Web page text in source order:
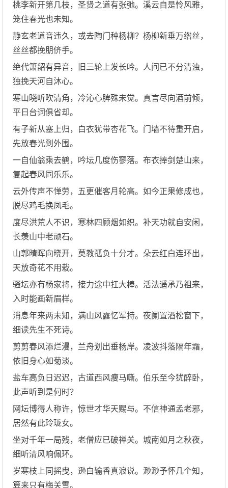
桃李新开第几枝，圣贤之道有张弛。溪云自是怜风雅，
笼住春光也未知。
静玄老道音违久，或去陶门种杨柳？杨柳新垂万绺丝，
丝丝都挽朋侪手。
绝代箫韶有异音，旧三轮上发长吟。人间已不分清浊，
独挽天河自沐心。
寒山晓听吹清角，冷沁心脾殊未觉。真言尽向酒前倾，
平日台词俱省却。
有子新从塞上归，白衣犹带杏花飞。门墙不待重开启，
先放春光到外围。
一自仙翁乘去鹤，吟坛几度伤寥落。布衣捧剑楚山来，
复起春风同乐乐。
云外传声不惮劳，五更催客月轮高。如今正果修成也，
脱尽鸡毛换凤毛。
度尽洪荒人不识，寒林四顾烟如织。补天功就自安闲，
长羡山中老顽石。
山郭晴晖向晓开，莫教孤负十分才。朵云红白连环出，
天放奇花不用栽。
骚坛亦有杨家将，接力途中扛大棒。活法遥承乃祖来，
入时能画新眉样。
消息年来两未知，满山风露忆军持。夜阑置酒松窗下，
细读先生不死诗。
剪剪春风添烂漫，兰舟划出垂杨岸。凌波抖落隔年霜，
依旧身心如菊淡。
盐车高负日迟迟，古道西风瘦马嘶。伯乐至今犹醉卧，
此声听到是何时？
网坛博得人称许，惊世才华天赐与。不信神通孟老邪，
居然有此玲珑女。
坐对千年一局残，老僧应已破禅关。城南如月之秋夜，
细听清风响佩环。
岁寒枝上同摇曳，逊白输香真浪说。渺渺予怀几个知，
算来只有梅关雪。